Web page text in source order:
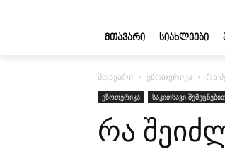
ᲛᲗᲐᲕᲐᲠᲘ ᲡᲘᲐᲮᲚᲔᲔᲑᲘ
მთავარი ეზოთერიკა რა
ეზოთერიკა საკითხავი
რა